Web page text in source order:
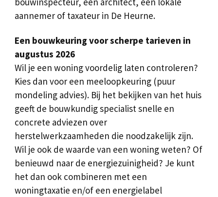
aannemer of taxateur in De Heurne.
Een bouwkeuring voor scherpe tarieven in
augustus 2026
Wil je een woning voordelig laten controleren?
Kies dan voor een meeloopkeuring (puur
mondeling advies). Bij het bekijken van het huis
geeft de bouwkundig specialist snelle en
concrete adviezen over
herstelwerkzaamheden die noodzakelijk zijn.
Wil je ook de waarde van een woning weten? Of
benieuwd naar de energiezuinigheid? Je kunt
het dan ook combineren met een
woningtaxatie en/of een energielabel